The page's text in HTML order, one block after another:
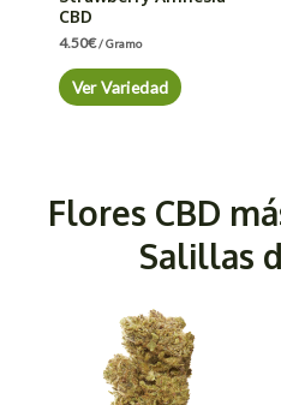
CBD
4.50€/ Gramo
Ver Variedad
Flores CBD
Salillas